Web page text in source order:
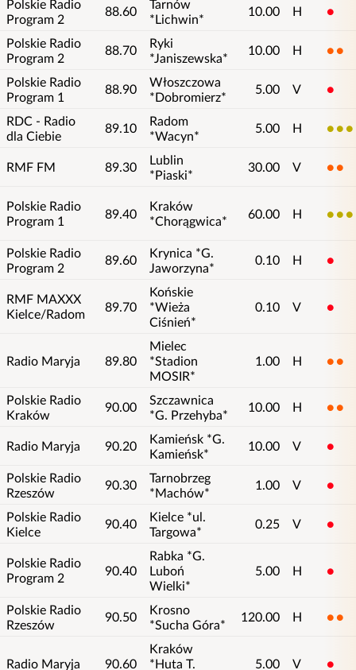
Polskie Radio
Program 2
88.60
Tarnów
*Lichwin*
10.00 H 1
Polskie Radio
Program 2
88.70
Ryki
*Janiszewska*
10.00 H 2
Polskie Radio
Program 1
88.90
Włoszczowa
*Dobromierz*
5.00 V 1
RDC - Radio
dla Ciebie
89.10
Radom
*Wacyn*
5.00 H 3
RMF FM 89.30
Lublin
*Piaski*
30.00 V 2
Polskie Radio
Program 1
89.40
Kraków
*Chorągwica*
60.00 H 3
Polskie Radio
Program 2
89.60
Krynica *G.
Jaworzyna*
0.10 H 1
RMF MAXXX
Kielce/Radom
89.70
Końskie
*Wieża
Ciśnień*
0.10 V 1
Radio Maryja 89.80
Mielec
*Stadion
MOSIR*
1.00 H 2
Polskie Radio
Kraków
90.00
Szczawnica
*G. Przehyba*
10.00 H 2
Radio Maryja 90.20
Kamieńsk *G.
Kamieńsk*
10.00 V 1
Polskie Radio
Rzeszów
90.30
Tarnobrzeg
*Machów*
1.00 V 1
Polskie Radio
Kielce
90.40
Kielce *ul.
Targowa*
0.25 V 1
Polskie Radio
Program 2
90.40
Rabka *G.
Luboń
Wielki*
5.00 H 1
Polskie Radio
Rzeszów
90.50
Krosno
*Sucha Góra*
120.00 H 2
Radio Maryja 90.60
Kraków
*Huta T.
5.00 V 1